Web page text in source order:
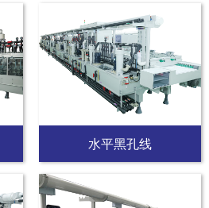
水平黑孔线